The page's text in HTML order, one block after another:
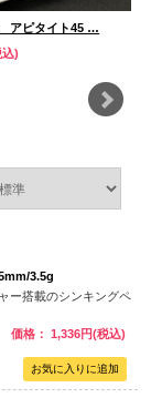
アピタイト45 …
)
3.5g
ー搭載のシンキングペ
価格： 1,336円(税込)